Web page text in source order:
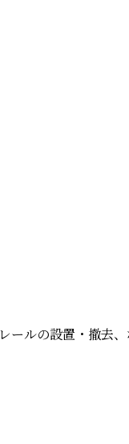
ールの設置・撤去